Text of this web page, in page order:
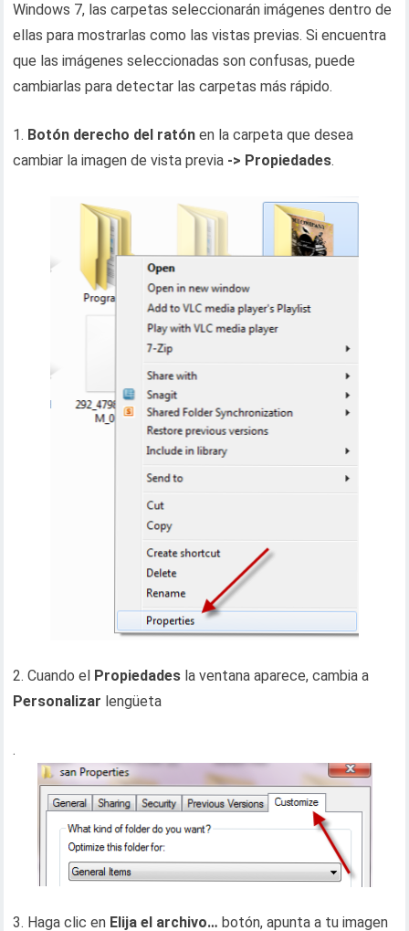
Windows 7, las carpetas seleccionarán imágenes dentro de
ellas para mostrarlas como las vistas previas. Si encuentra
que las imágenes seleccionadas son confusas, puede
cambiarlas para detectar las carpetas más rápido.
1. Botón derecho del ratón en la carpeta que desea
cambiar la imagen de vista previa -> Propiedades.
2. Cuando el Propiedades la ventana aparece, cambia a
Personalizar lengüeta
.
3. Haga clic en Elija el archivo…botón, apunta a tu imagen